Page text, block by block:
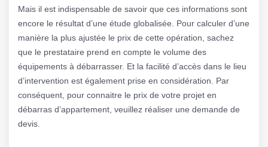
Mais il est indispensable de savoir que ces informations sont
encore le résultat d’une étude globalisée. Pour calculer d’une
manière la plus ajustée le prix de cette opération, sachez
que le prestataire prend en compte le volume des
équipements à débarrasser. Et la facilité d’accès dans le lieu
d’intervention est également prise en considération. Par
conséquent, pour connaitre le prix de votre projet en
débarras d’appartement, veuillez réaliser une demande de
devis.